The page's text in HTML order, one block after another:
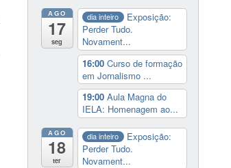
AGO
17
seg
dia inteiro
Exposição:
Perder Tudo.
Novament...
16:00 Curso de formação
em Jornalismo ...
19:00 Aula Magna do
IELA: Homenagem ao...
AGO
18
ter
dia inteiro
Exposição:
Perder Tudo.
Novament...